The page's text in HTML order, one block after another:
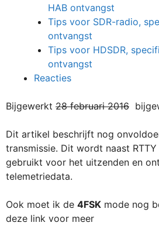
HAB ontvangst
Tips voor SDR-radio,
ontvangst
Tips voor HDSDR,
ontvangst
Reacties
Bijgewerkt 28 februari 2016
Dit artikel beschrijft nog
transmissie. Dit wordt naast
gebruikt voor het uitzenden en
telemetriedata.
Ook moet ik de 4FSK mode nog
deze link voor meer